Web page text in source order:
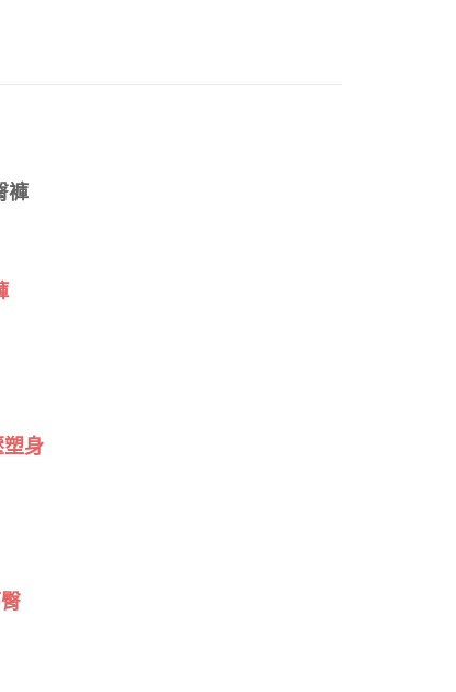
」，若未經同意申辦者引起之損失，本公司不負相關責
享後付」時，將依據個別帳號之用戶狀況，依本公司
個帳號或使用他人資訊註冊。若發現惡意使用之情
含以上)免運費
褲
身